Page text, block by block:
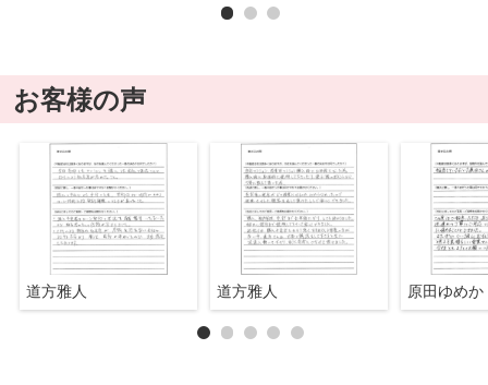
お客様の声
道方雅人 道方雅人 原田ゆめか